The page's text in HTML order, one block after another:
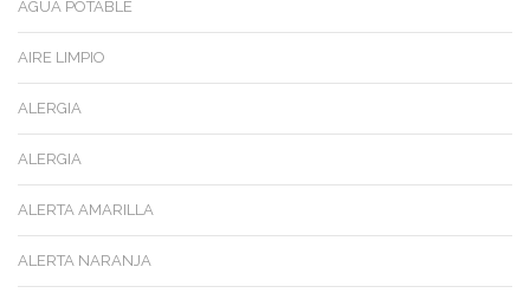
AGUA POTABLE
AIRE LIMPIO
ALERGIA
ALERGIA
ALERTA AMARILLA
ALERTA NARANJA